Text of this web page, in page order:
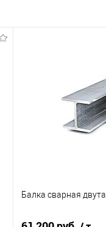
Балка сварная